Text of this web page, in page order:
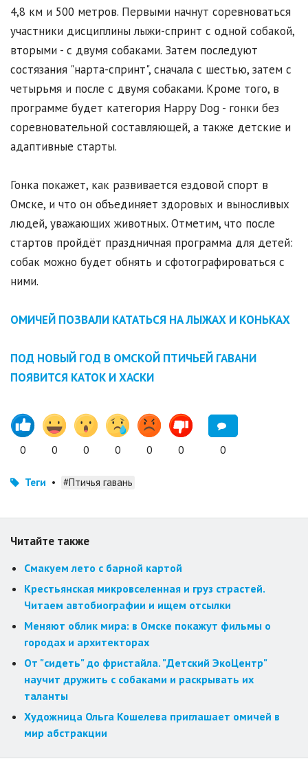
4,8 км и 500 метров. Первыми начнут соревноваться
участники дисциплины лыжи-спринт с одной собакой,
вторыми - с двумя собаками. Затем последуют
состязания "нарта-спринт", сначала с шестью, затем с
четырьмя и после с двумя собаками. Кроме того, в
программе будет категория Happy Dog - гонки без
соревновательной составляющей, а также детские и
адаптивные старты.
Гонка покажет, как развивается ездовой спорт в
Омске, и что он объединяет здоровых и выносливых
людей, уважающих животных. Отметим, что после
стартов пройдёт праздничная программа для детей:
собак можно будет обнять и сфотографироваться с
ними.
ОМИЧЕЙ ПОЗВАЛИ КАТАТЬСЯ НА ЛЫЖАХ И КОНЬКАХ
ПОД НОВЫЙ ГОД В ОМСКОЙ ПТИЧЬЕЙ ГАВАНИ
ПОЯВИТСЯ КАТОК И ХАСКИ
0 0 0 0 0 0 0
Теги • #Птичья гавань
Читайте также
Смакуем лето с барной картой
Крестьянская микровселенная и груз страстей.
Читаем автобиографии и ищем отсылки
Меняют облик мира: в Омске покажут фильмы о
городах и архитекторах
От "сидеть" до фристайла. "Детский ЭкоЦентр"
научит дружить с собаками и раскрывать их
таланты
Художница Ольга Кошелева приглашает омичей в
мир абстракции